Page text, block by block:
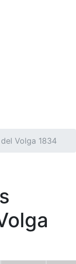
Volga 1834